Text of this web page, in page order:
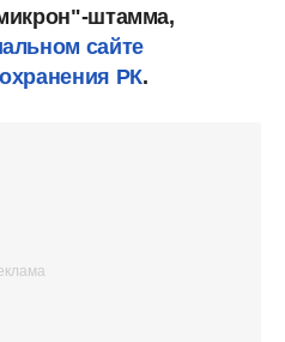
штамма,
сайте
РК.